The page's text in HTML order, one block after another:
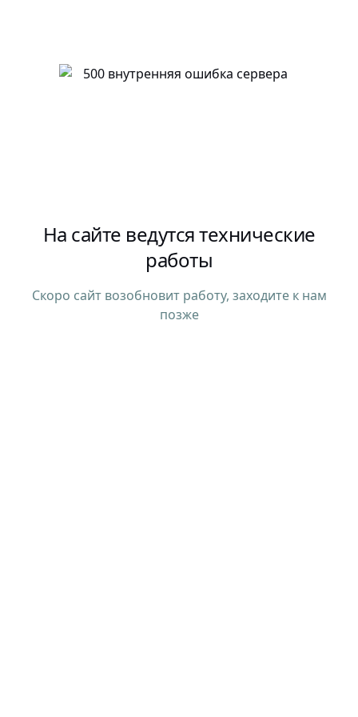
На сайте ведутся технические
работы
Скоро сайт возобновит работу, заходите к нам
позже